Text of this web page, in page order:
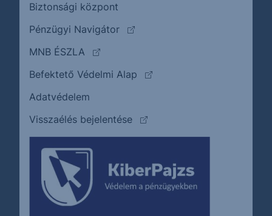
Biztonsági központ
Pénzügyi Navigátor
(külső oldalra ugrik)
MNB ÉSZLA
(külső oldalra ugrik)
Befektető Védelmi Alap
(külső oldalra ugrik)
Adatvédelem
Visszaélés bejelentése
(külső oldalra ugrik)